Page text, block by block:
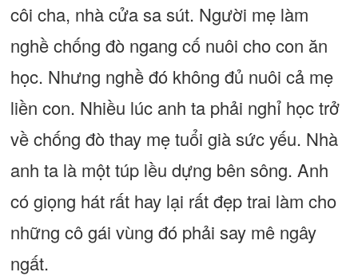
côi cha, nhà cửa sa sút. Người mẹ làm
nghề chống đò ngang cố nuôi cho con ăn
học. Nhưng nghề đó không đủ nuôi cả mẹ
liền con. Nhiều lúc anh ta phải nghỉ học trở
về chống đò thay mẹ tuổi già sức yếu. Nhà
anh ta là một túp lều dựng bên sông. Anh
có giọng hát rất hay lại rất đẹp trai làm cho
những cô gái vùng đó phải say mê ngây
ngất.